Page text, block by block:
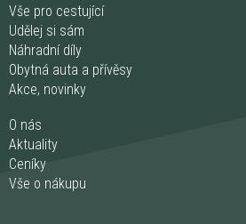
Vše pro cestující
Udělej si sám
Náhradní díly
Obytná auta a přívěsy
Akce, novinky
O nás
Aktuality
Ceníky
Vše o nákupu